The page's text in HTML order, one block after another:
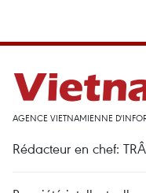
AGENCE VIETNAMIENNE
Rédacteur en chef: